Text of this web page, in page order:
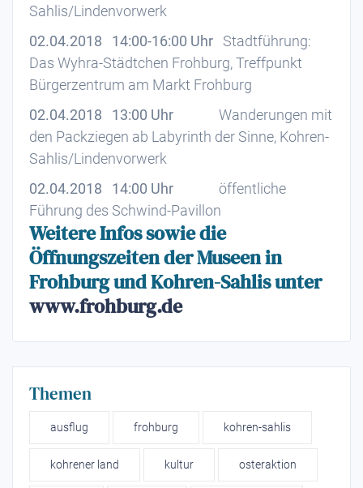
Sahlis/Lindenvorwerk
02.04.2018 14:00-16:00 Uhr
Stadtführung:
Das Wyhra-Städtchen Frohburg, Treffpunkt
Bürgerzentrum am Markt Frohburg
02.04.2018 13:00 Uhr Wanderungen mit
den Packziegen ab Labyrinth der Sinne, Kohren-
Sahlis/Lindenvorwerk
02.04.2018 14:00 Uhr
öffentliche
Führung des Schwind-Pavillon
Weitere Infos sowie die
Öffnungszeiten der Museen in
Frohburg und Kohren-Sahlis unter
www.frohburg.de
Themen
ausflug frohburg kohren-sahlis
kohrener land kultur osteraktion